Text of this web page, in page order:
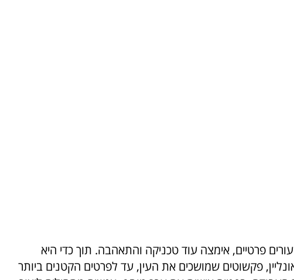
פרטיים, אימצה עוד טכניקה והתאהבה. תוך כדי היא
פקשוטים שמושכים את העין, עד לפרטים הקטנים ביותר